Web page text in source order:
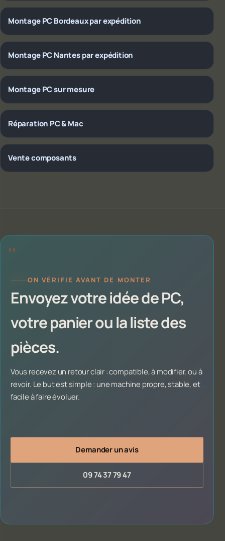
Montage PC Bordeaux par expédition
Montage PC Nantes par expédition
Montage PC sur mesure
Réparation PC & Mac
Vente composants
ON VÉRIFIE AVANT DE MONTER
Envoyez votre idée de PC,
votre panier ou la liste des
pièces.
Vous recevez un retour clair : compatible, à modifier, ou à
revoir. Le but est simple : une machine propre, stable, et
facile à faire évoluer.
Demander un avis
09 74 37 79 47